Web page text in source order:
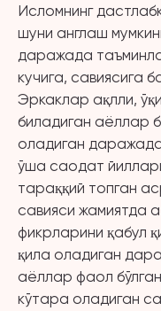
Исломнинг
шуни англаш
даражада
кучига, савиясига
Эркаклар ақлли,
биладиган аёллар
оладиган
ўша саодат
тараққий топган
савияси жамиятда
фикрларини қабул
қила оладиган
аёллар фаол
кўтара оладиган